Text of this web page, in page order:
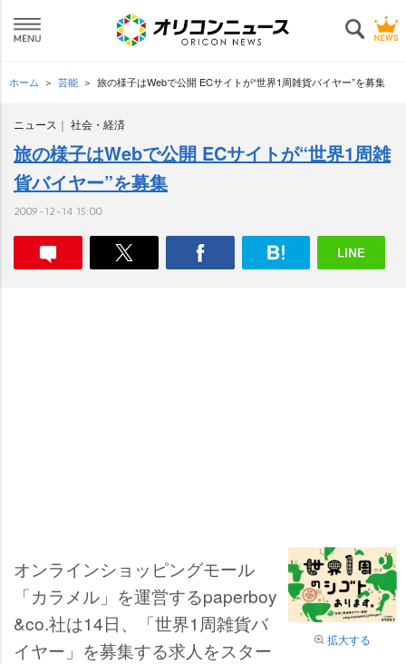
ホーム 芸能 旅の様子はWebで公開 ECサイトが“世界1周雑貨バイヤー”を募集
ニュース 社会・経済
旅の様子はWebで公開 ECサイトが“世界1周雑
貨バイヤー”を募集
2009-12-14 15:00
拡大する
オンラインショッピングモール
「カラメル」を運営するpaperboy
&co.社は14日、「世界1周雑貨バ
イヤー」を募集する求人をスター